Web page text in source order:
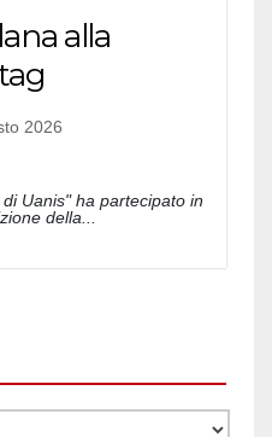
alla
2026
Uanis" ha partecipato in
della...